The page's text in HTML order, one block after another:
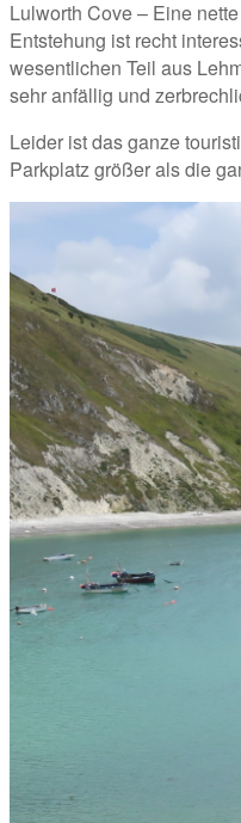
Lulworth Cove – Eine
Entstehung ist recht
wesentlichen Teil aus
sehr anfällig und
Leider ist das ganze
Parkplatz größer als die